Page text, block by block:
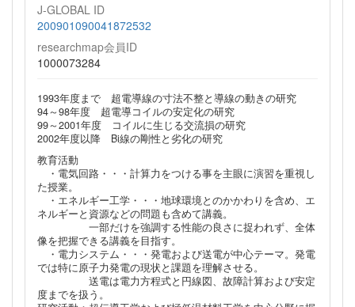
J-GLOBAL ID
200901090041872532
researchmap会員ID
1000073284
1993年度まで 超電導線の寸法不整と導線の動きの研究
94～98年度 超電導コイルの安定化の研究
99～2001年度 コイルに生じる交流損の研究
2002年度以降 Bi線の剛性と劣化の研究
教育活動
・電気回路・・・計算力をつける事を主眼に演習を重視し
た授業。
・エネルギー工学・・・地球環境とのかかわりを含め、エ
ネルギーと資源などの問題も含めて講義。
一部だけを強調する性能の良さに捉われず、全体
像を把握できる講義を目指す。
・電力システム・・・発電および送電が中心テーマ。発電
では特に原子力発電の現状と課題を理解させる。
送電は電力方程式と円線図、故障計算および安定
度までを扱う。